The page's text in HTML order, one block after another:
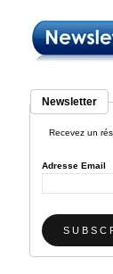
Newsletter
Recevez un
Adresse Email